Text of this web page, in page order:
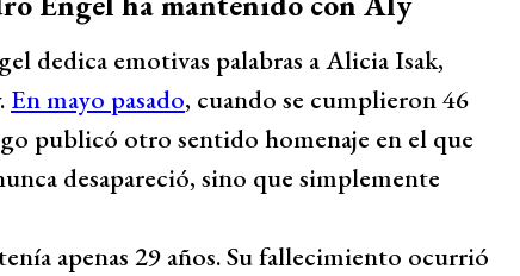
dedica emotivas palabras a Alicia Isak,
En mayo pasado, cuando se cumplieron 46
publicó otro sentido homenaje en el que
desapareció, sino que simplemente
apenas 29 años. Su fallecimiento ocurrió